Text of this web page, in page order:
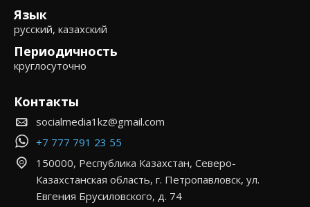
Язык
русский, казахский
Периодичность
круглосуточно
Контакты
socialmedia1kz@gmail.com
+7 777 791 23 55
150000, Республика Казахстан, Северо-
Казахстанская область, г. Петропавловск, ул.
Евгения Брусиловского, д. 74